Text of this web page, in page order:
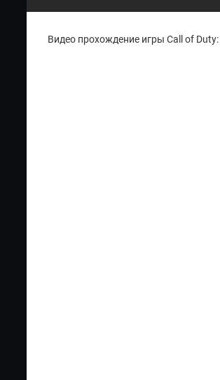
Видео прохождение игры Call of